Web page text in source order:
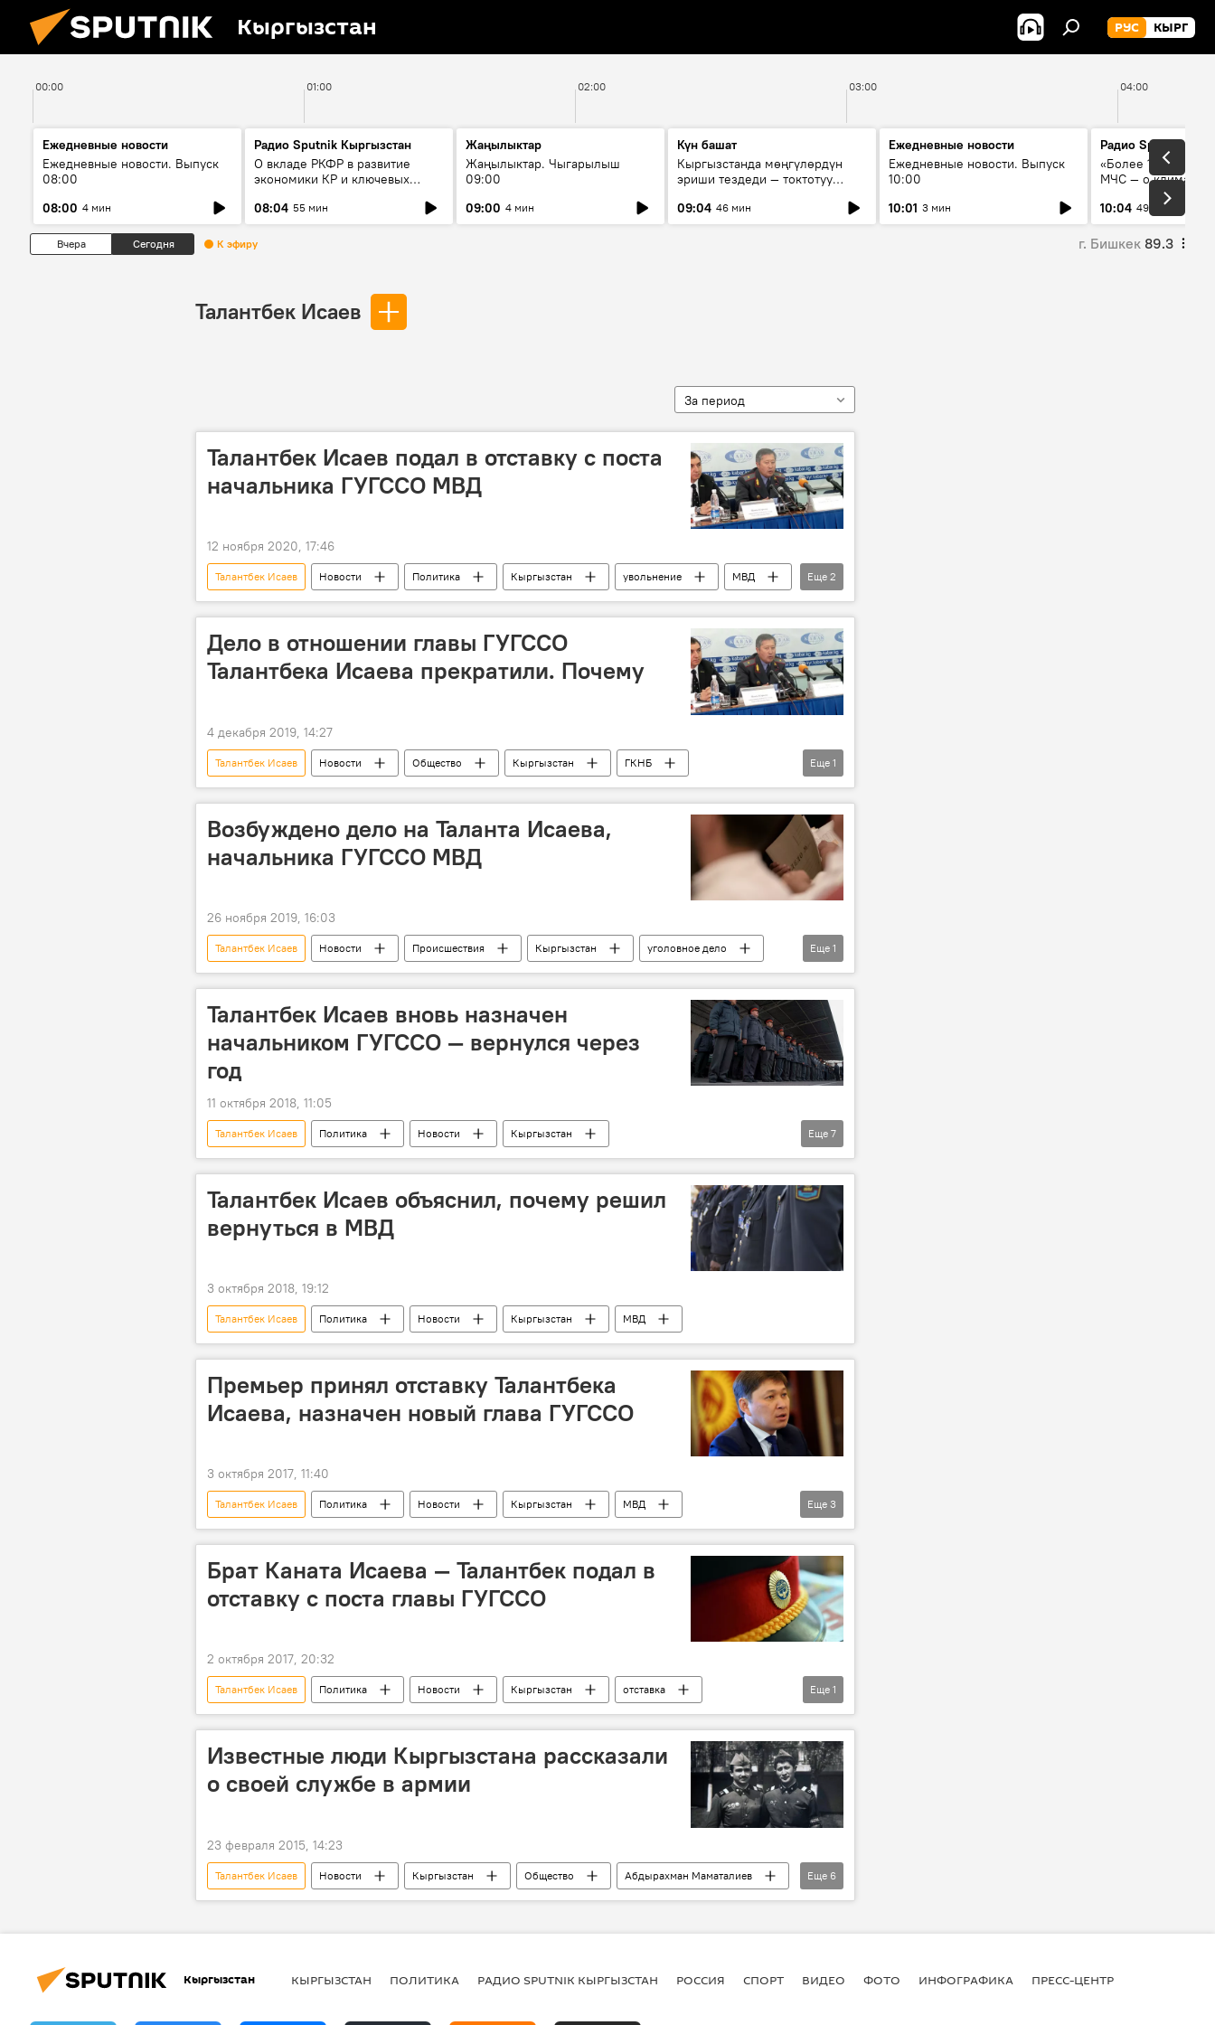
Кыргызстан РУС КЫРГ
00:00 01:00 02:00 03:00 04:00
Ежедневные новости
Ежедневные новости. Выпуск
08:00
08:00 4 мин
Радио Sputnik Кыргызстан
О вкладе РКФР в развитие
экономики КР и ключевых
08:04 55 мин
Жаңылыктар
Жаңылыктар. Чыгарылыш
09:00
09:00 4 мин
Күн башат
Кыргызстанда мөңгүлөрдүн
эриши тездеди — токтотуу
09:04 46 мин
Ежедневные новости
Ежедневные новости. Выпуск
10:00
10:01 3 мин
Радио Sputnik
«Более 1200 сёл в
МЧС — о климате,
системе
населения
10:04 49 мин
Вчера Сегодня К эфиру г. Бишкек 89.3
Талантбек Исаев
За период
Талантбек Исаев подал в отставку с поста
начальника ГУГССО МВД
12 ноября 2020, 17:46
Талантбек Исаев Новости Политика Кыргызстан увольнение
МВД
ГУГССО
Кадровые перестановки в Кыргызстане
Еще 2
Дело в отношении главы ГУГССО
Талантбека Исаева прекратили. Почему
4 декабря 2019, 14:27
Талантбек Исаев Новости Общество Кыргызстан
ГКНБ
уголовное дело
Еще 1
Возбуждено дело на Таланта Исаева,
начальника ГУГССО МВД
26 ноября 2019, 16:03
Талантбек Исаев Новости Происшествия Кыргызстан
уголовное дело
ГКНБ
Еще 1
Талантбек Исаев вновь назначен
начальником ГУГССО — вернулся через
год
11 октября 2018, 11:05
Талантбек Исаев Политика Новости
Кыргызстан
Кадровые перестановки в Кыргызстане
МВД ГУГССО
назначение
Еще 7
Талантбек Исаев объяснил, почему решил
вернуться в МВД
3 октября 2018, 19:12
Талантбек Исаев Политика Новости Кыргызстан МВД
Премьер принял отставку Талантбека
Исаева, назначен новый глава ГУГССО
3 октября 2017, 11:40
Талантбек Исаев Политика Новости Кыргызстан
МВД
правительство
Кадровые перестановки в Кыргызстане Канат Исаев
Еще 3
Брат Каната Исаева — Талантбек подал в
отставку с поста главы ГУГССО
2 октября 2017, 20:32
Талантбек Исаев Политика Новости Кыргызстан
отставка
Канат Исаев
Еще 1
Известные люди Кыргызстана рассказали
о своей службе в армии
23 февраля 2015, 14:23
Талантбек Исаев Новости Кыргызстан Общество
Абдырахман Маматалиев
Токон Мамытов
Аликбек Джекшенкулов
Авланбек Джумабаев
Еще 6
Кыргызстан КЫРГЫЗСТАН ПОЛИТИКА РАДИО SPUTNIK КЫРГЫЗСТАН РОССИЯ СПОРТ ВИДЕО ФОТО ИНФОГРАФИКА ПРЕСС-ЦЕНТР